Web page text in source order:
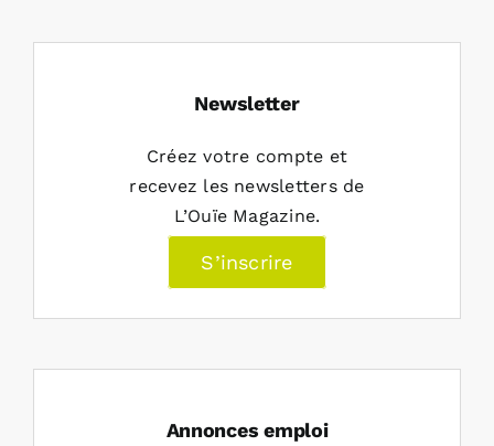
Newsletter
Créez votre compte et
recevez les newsletters de
L’Ouïe Magazine.
S’inscrire
Annonces emploi